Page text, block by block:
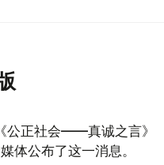
公正社会——真诚之言》
体公布了这一消息。